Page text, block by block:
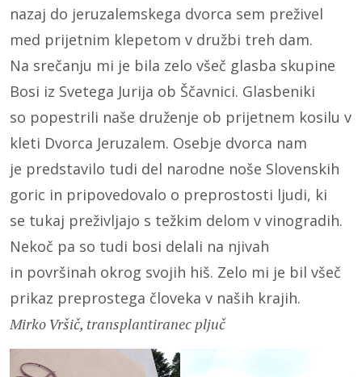
nazaj do jeruzalemskega dvorca sem preživel
med prijetnim klepetom v družbi treh dam.
Na srečanju mi je bila zelo všeč glasba skupine
Bosi iz Svetega Jurija ob Ščavnici. Glasbeniki
so popestrili naše druženje ob prijetnem kosilu v
kleti Dvorca Jeruzalem. Osebje dvorca nam
je predstavilo tudi del narodne noše Slovenskih
goric in pripovedovalo o preprostosti ljudi, ki
se tukaj preživljajo s težkim delom v vinogradih.
Nekoč pa so tudi bosi delali na njivah
in površinah okrog svojih hiš. Zelo mi je bil všeč
prikaz preprostega človeka v naših krajih.
Mirko Vršič, transplantiranec pljuč